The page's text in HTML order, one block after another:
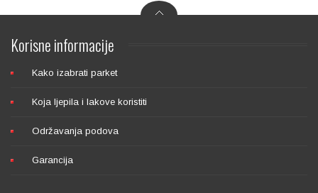
Korisneinformacije
Kako izabrati parket
Koja ljepila i lakove koristiti
Održavanja podova
Garancija